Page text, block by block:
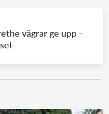
vägrar ge upp –